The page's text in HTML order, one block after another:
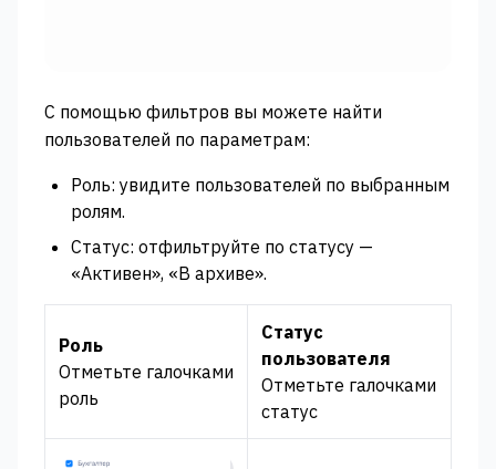
С помощью фильтров вы можете найти
пользователей по параметрам:
Роль: увидите пользователей по выбранным
ролям.
Статус: отфильтруйте по статусу —
«Активен», «В архиве».
Роль
Отметьте галочками
роль
Статус
пользователя
Отметьте галочками
статус